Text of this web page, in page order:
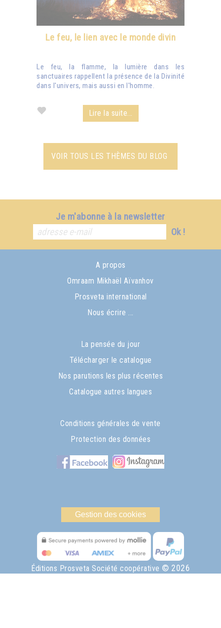
Le feu, le lien avec le monde divin
Le feu, la flamme, la lumière dans les
sanctuaires rappellent la présence de la Divinité
dans l'univers, mais aussi en l'homme.
Lire la suite...
VOIR TOUS LES THÈMES DU BLOG
Je m'abonne à la newsletter
Ok !
A propos
Omraam Mikhaël Aïvanhov
Prosveta international
Nous écrire ...
La pensée du jour
Télécharger le catalogue
Nos parutions les plus récentes
Catalogue autres langues
Conditions générales de vente
Protection des données
Gestion des cookies
Éditions Prosveta Société coopérative © 2026